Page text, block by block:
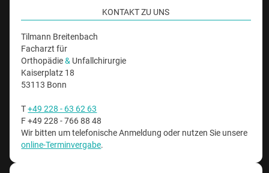
KONTAKT ZU UNS
Tilmann Breitenbach
Facharzt für
Orthopädie& Unfallchirurgie
Kaiserplatz 18
53113 Bonn
T+49 228 - 63 62 63
F +49 228 - 766 88 48
Wir bitten um telefonische Anmeldung oder nutzen Sie unsere
online-Terminvergabe.